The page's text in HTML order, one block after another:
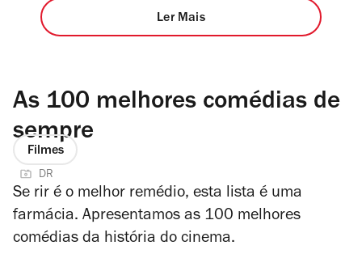
Ler Mais
As 100 melhores comédias de
sempre
Filmes
DR
Se rir é o melhor remédio, esta lista é uma
farmácia. Apresentamos as 100 melhores
comédias da história do cinema.